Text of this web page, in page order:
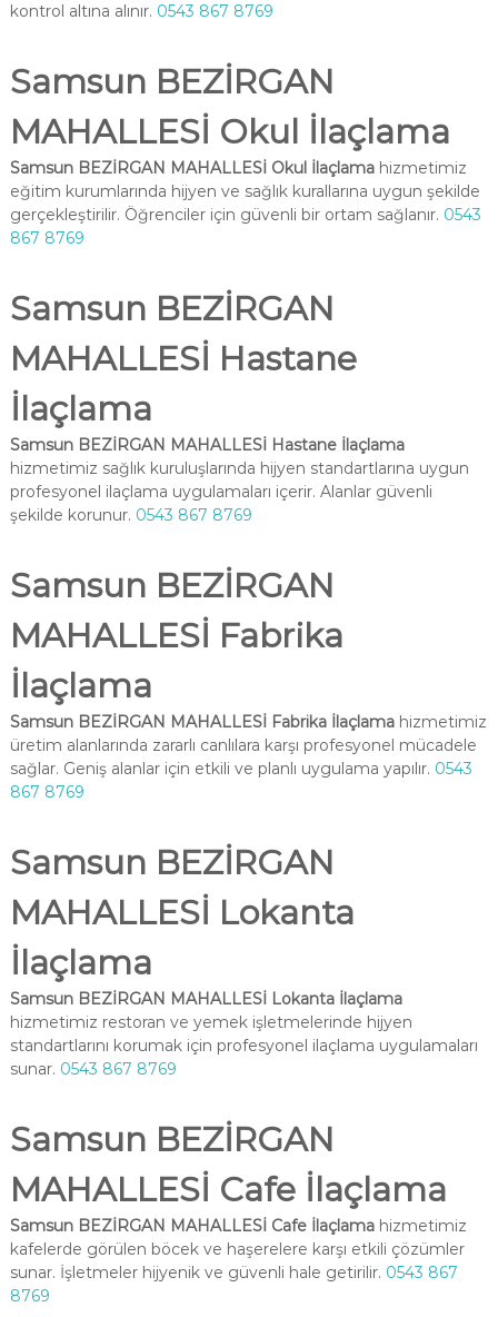
kontrol altına alınır. 0543 867 8769
Samsun BEZİRGAN
MAHALLESİ Okul İlaçlama
Samsun BEZİRGAN MAHALLESİ Okul İlaçlamahizmetimiz
eğitim kurumlarında hijyen ve sağlık kurallarına uygun şekilde
gerçekleştirilir. Öğrenciler için güvenli bir ortam sağlanır. 0543
867 8769
Samsun BEZİRGAN
MAHALLESİ Hastane
İlaçlama
Samsun BEZİRGAN MAHALLESİ Hastane İlaçlama
hizmetimiz sağlık kuruluşlarında hijyen standartlarına uygun
profesyonel ilaçlama uygulamaları içerir. Alanlar güvenli
şekilde korunur. 0543 867 8769
Samsun BEZİRGAN
MAHALLESİ Fabrika
İlaçlama
Samsun BEZİRGAN MAHALLESİ Fabrika İlaçlamahizmetimiz
üretim alanlarında zararlı canlılara karşı profesyonel mücadele
sağlar. Geniş alanlar için etkili ve planlı uygulama yapılır. 0543
867 8769
Samsun BEZİRGAN
MAHALLESİ Lokanta
İlaçlama
Samsun BEZİRGAN MAHALLESİ Lokanta İlaçlama
hizmetimiz restoran ve yemek işletmelerinde hijyen
standartlarını korumak için profesyonel ilaçlama uygulamaları
sunar. 0543 867 8769
Samsun BEZİRGAN
MAHALLESİ Cafe İlaçlama
Samsun BEZİRGAN MAHALLESİ Cafe İlaçlamahizmetimiz
kafelerde görülen böcek ve haşerelere karşı etkili çözümler
sunar. İşletmeler hijyenik ve güvenli hale getirilir. 0543 867
8769